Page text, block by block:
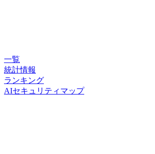
一覧
統計情報
ランキング
AIセキュリティマップ